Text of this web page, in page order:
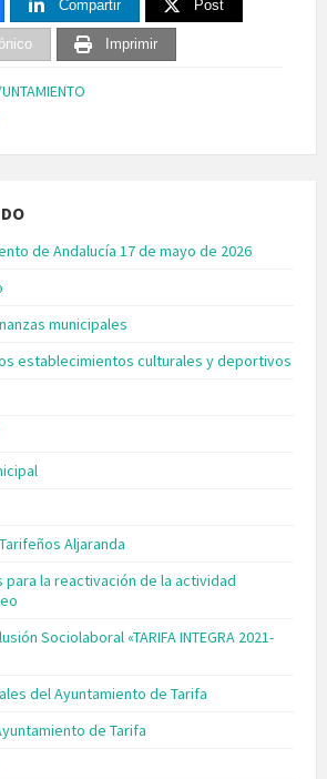
Compartir Post
Imprimir
de Andalucía 17 de mayo de 2026
municipales
establecimientos culturales y deportivos
Aljaranda
para la reactivación de la actividad
Sociolaboral «TARIFA INTEGRA 2021-
del Ayuntamiento de Tarifa
de Tarifa